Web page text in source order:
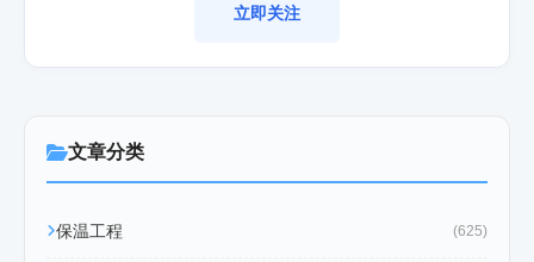
立即关注
文章分类
保温工程 (625)